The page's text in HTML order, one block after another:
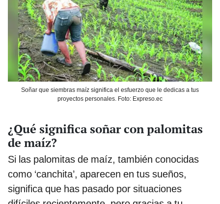
Soñar que siembras maíz significa el esfuerzo que le dedicas a tus
proyectos personales. Foto: Expreso.ec
¿Qué significa soñar con palomitas
de maíz?
Si las palomitas de maíz, también conocidas
como ‘canchita’, aparecen en tus sueños,
significa que has pasado por situaciones